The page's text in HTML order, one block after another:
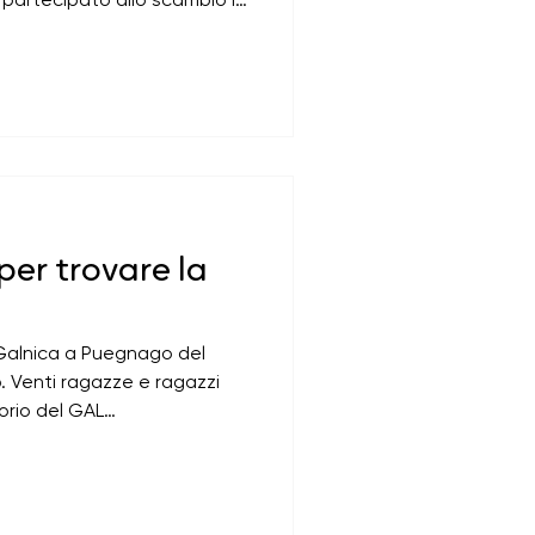
trovare la
a Puegnago del
Venti ragazze e ragazzi
del GAL